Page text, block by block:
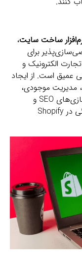
ساخت سایت،
برای
الکترونیک و
عمیق است. از ایجاد
مدیریت موجودی،
اتوماسیون سفارش و رعایت اصول بهینه‌سازی‌های SEO و
نمایش موفق در دستگاه‌های مختلف همگی در Shopify